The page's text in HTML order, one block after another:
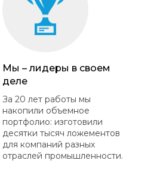
Мы – лидеры в своем
деле
За 20 лет работы мы
накопили объемное
портфолио: изготовили
десятки тысяч ложементов
для компаний разных
отраслей промышленности.